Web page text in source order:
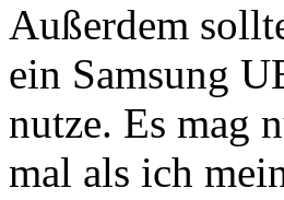
Außerdem
ein Samsung
nutze. Es mag
mal als ich